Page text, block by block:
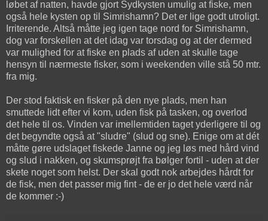
løbet af natten, havde gjort Sydkysten umulig at fiske, men
også hele kysten op til Simrishamn? Det er lige godt utroligt.
Irriterende. Altså måtte jeg igen tage nord for Simrishamn,
dog var forskellen at det idag var torsdag og at der dermed
var mulighed for at fiske en plads af uden at skulle tage
hensyn til nærmeste fisker, som i weekenden ville stå 50 mtr.
fra mig.
Der stod faktisk en fisker på den nye plads, men han
smuttede lidt efter vi kom, uden fisk på tasken, og overlod
det hele til os. Vinden var imellemtiden taget yderligere til og
det begyndte også at "sludre" (slud og sne). Enige om at dét
måtte gøre udslaget fiskede Janne og jeg løs med hård vind
og slud i nakken, og skumsprøjt fra bølger fortil - uden at der
skete noget som helst. Der skal godt nok arbejdes hårdt for
de fisk, men det passer mig fint - de er jo det hele værd når
de kommer :-)